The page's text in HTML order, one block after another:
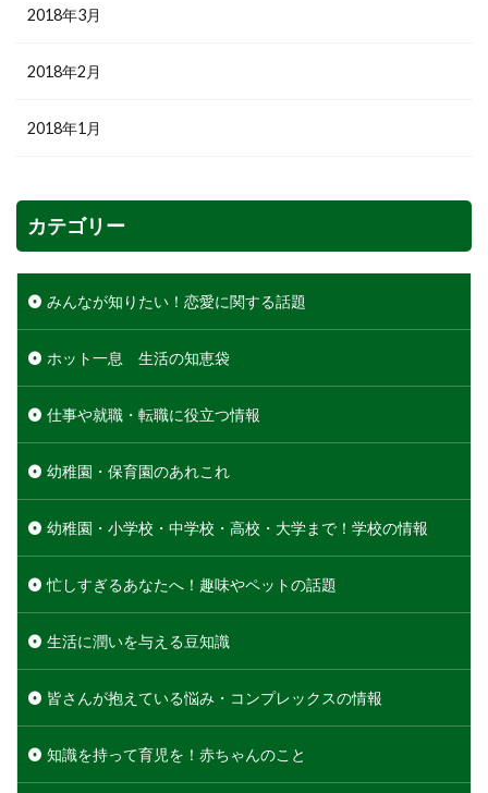
2018年3月
2018年2月
2018年1月
カテゴリー
みんなが知りたい！恋愛に関する話題
ホット一息 生活の知恵袋
仕事や就職・転職に役立つ情報
幼稚園・保育園のあれこれ
幼稚園・小学校・中学校・高校・大学まで！学校の情報
忙しすぎるあなたへ！趣味やペットの話題
生活に潤いを与える豆知識
皆さんが抱えている悩み・コンプレックスの情報
知識を持って育児を！赤ちゃんのこと